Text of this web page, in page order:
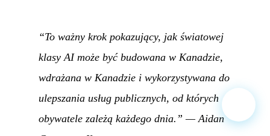
“To ważny krok pokazujący, jak światowej
klasy AI może być budowana w Kanadzie,
wdrażana w Kanadzie i wykorzystywana do
ulepszania usług publicznych, od których
obywatele zależą każdego dnia.” — Aidan